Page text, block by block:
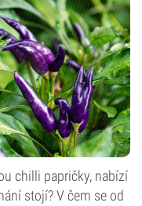
chilli papričky, nabízí
stojí? V čem se od